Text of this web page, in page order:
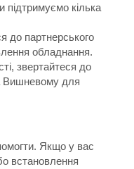
підтримуємо кілька
до партнерського
обладнання.
звертайтеся до
Вишневому для
Якщо у вас
встановлення